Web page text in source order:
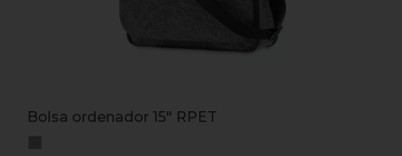
Bolsa ordenador 15" RPET